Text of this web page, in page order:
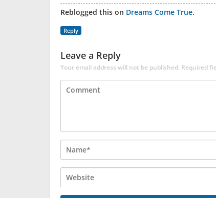
Reblogged this on Dreams Come True.
Reply
Leave a Reply
Your email address will not be published. Required